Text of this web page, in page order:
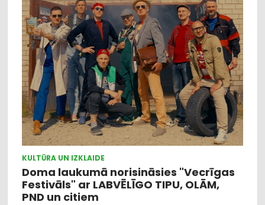
KULTŪRA UN IZKLAIDE
Doma laukumā norisināsies "Vecrīgas
Festivāls" ar LABVĒLĪGO TIPU, OLĀM,
PND un citiem